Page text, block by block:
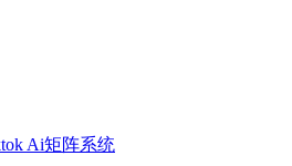
Ai矩阵系统